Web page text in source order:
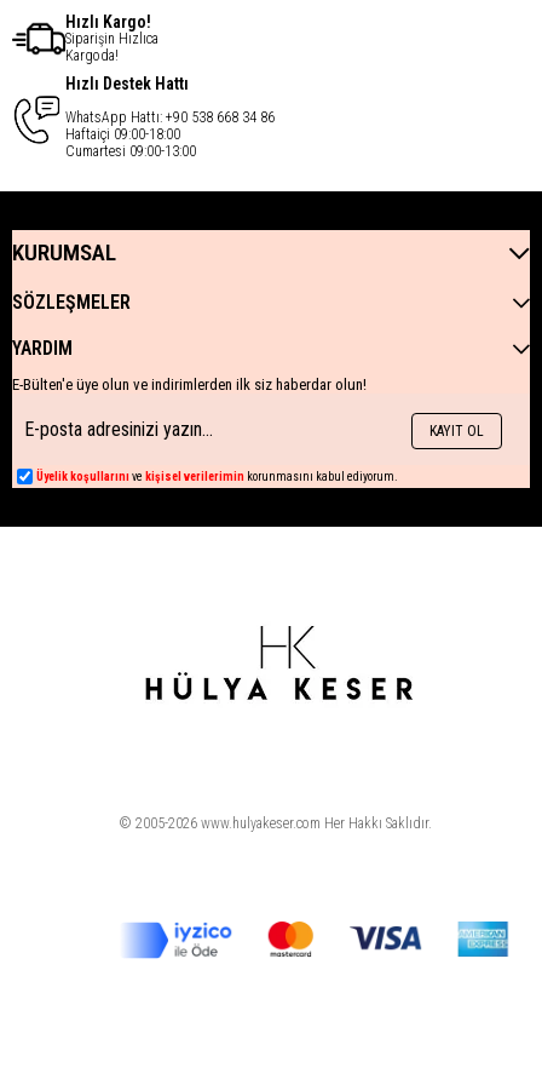
Hızlı Kargo!
Siparişin Hızlıca
Kargoda!
Hızlı Destek Hattı
WhatsApp Hattı: +90 538 668 34 86
Haftaiçi 09:00-18:00
Cumartesi 09:00-13:00
KURUMSAL
SÖZLEŞMELER
YARDIM
E-Bülten'e üye olun ve indirimlerden ilk siz haberdar olun!
KAYIT OL
Üyelik koşullarını ve kişisel verilerimin korunmasını kabul ediyorum.
© 2005-2026 www.hulyakeser.com Her Hakkı Saklıdır.